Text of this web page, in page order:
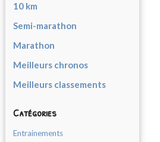
10 km
Semi-marathon
Marathon
Meilleurs chronos
Meilleurs classements
Catégories
Entrainements